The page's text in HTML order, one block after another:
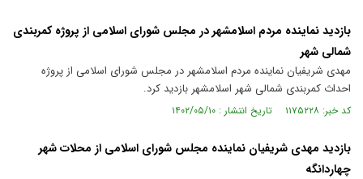
بازدید نماینده مردم اسلامشهر در مجلس شورای اسلامی از پروژه کمربندی
شمالی شهر
مهدی شریفیان نماینده مردم اسلامشهر در مجلس شورای اسلامی از پروژه
احداث کمربندی شمالی شهر اسلامشهر بازدید کرد.
کد خبر: ۱۱۷۵۲۲۸ تاریخ انتشار : ۱۴۰۲/۰۵/۱۰
بازدید مهدی شریفیان نماینده مجلس شورای اسلامی از محلات شهر
چهاردانگه